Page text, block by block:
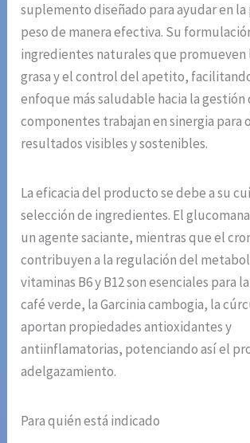
suplemento diseñado para ayudar en
peso de manera efectiva. Su
ingredientes naturales que promueven
grasa y el control del apetito,
enfoque más saludable hacia la gestión
componentes trabajan en sinergia para
resultados visibles y sostenibles.
La eficacia del producto se debe a su
selección de ingredientes. El
un agente saciante, mientras que el
contribuyen a la regulación del
vitaminas B6 y B12 son esenciales para
café verde, la Garcinia cambogia, la
aportan propiedades antioxidantes y
antiinflamatorias, potenciando así el
adelgazamiento.
Para quién está indicado